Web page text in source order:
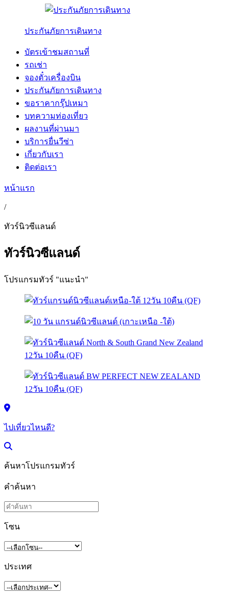
ประกันภัยการเดินทาง
บัตรเข้าชมสถานที่
รถเช่า
จองตั๋วเครื่องบิน
ประกันภัยการเดินทาง
ขอราคากรุ๊ปเหมา
บทความท่องเที่ยว
ผลงานที่ผ่านมา
บริการยื่นวีซ่า
เกี่ยวกับเรา
ติดต่อเรา
หน้าแรก
/
ทัวร์นิวซีแลนด์
ทัวร์นิวซีแลนด์
โปรแกรมทัวร์ "แนะนำ"
ไปเที่ยวไหนดี?
ค้นหาโปรแกรมทัวร์
คำค้นหา
โซน
ประเทศ